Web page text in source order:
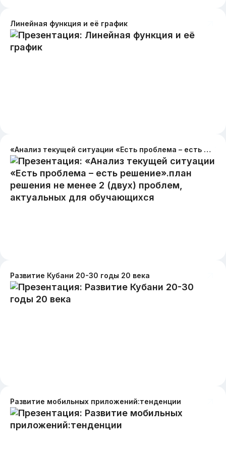
Линейная функция и её график
«Анализ текущей ситуации «Есть проблема – есть решение».план решения не менее 2 (двух) проблем, актуальных для обучающихся
Развитие Кубани 20-30 годы 20 века
Развитие мобильных приложений:тенденции